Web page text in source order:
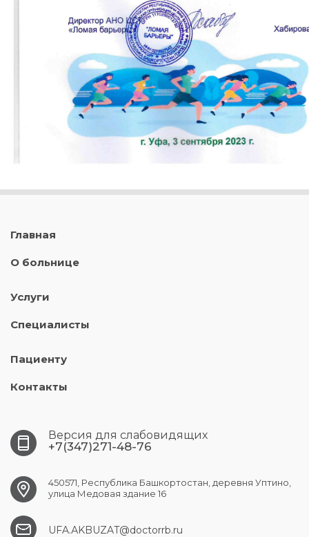
Главная
О больнице
Услуги
Специалисты
Пациенту
Контакты
Версия для слабовидящих
+7(347)271-48-76
450571, Республика Башкортостан, деревня Уптино,
улица Медовая здание 16
UFA.АKBUZAT@doctorrb.ru